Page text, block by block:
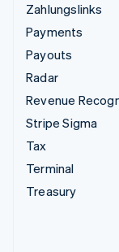
Zahlungslinks
Payments
Payouts
Radar
Revenue
Stripe Sigma
Tax
Terminal
Treasury